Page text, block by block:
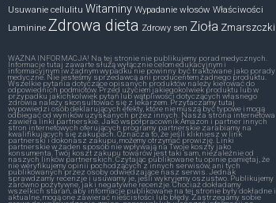
Usuwanie cellulitu Witaminy Wypadanie włosów Właściwości
Laminine Zdrowa dieta Zdrowy sen Zioła Zmarszczki
WAŻNA INFORMACJA! Na tej stronie nie publikujemy porad medycznych.
Informacje tutaj zawarte służą wyłącznie celom edukacyjnym i
informacyjnym iw żadnym wypadku nie powinny być traktowane jako porady
medyczne. Nie jesteśmy sprzedawcą ani producentem żadnego produktu.
Wszelkie pytania dotyczące opisanych produktów należy kierować do
odpowiednich podmiotów. Przed użyciem jakiegokolwiek produktu lub w
przypadku jakichkolwiek pytań lub wątpliwości dotyczących własnego
zdrowia należy skonsultować się z lekarzem. Przytaczamy tutaj
wypowiedzi osób deklarujących efekty, które nie muszą być typowe i mogą
odbiegać od wyników uzyskanych przez innych. Nasza strona internetowa
zawiera linki partnerskie. Jako współpracownik Amazon i partner innych
stron internetowych oferujących programy partnerskie zarabiamy na
kwalifikujących się zakupach. Oznacza to, że jeśli klikniesz w link
partnerski i dokonasz zakupu, możemy otrzymać prowizję. Linki
partnerskie w żaden sposób nie wpływają na Twoje koszty jako
konsumenta. Twój koszt zakupu towarów jest taki sam, niezależnie od
naszych linków partnerskich. Czytając publikowane tu opinie pamiętaj, że
nie weryfikujemy opinii pochodzących z innych serwisów, ani tych
publikowanych przez osoby odwiedzające nasz serwis. Jednak
sprawdzamy recenzje i usuwamy je, jeśli wykryjemy oszustwo. Publikujemy
zarówno pozytywne, jak i negatywne recenzje. Chociaż dokładamy
wszelkich starań, aby informacje publikowane na tej stronie były dokładne i
aktualne, mogą one zawierać nieścisłości lub błędy. Zastrzegamy sobie